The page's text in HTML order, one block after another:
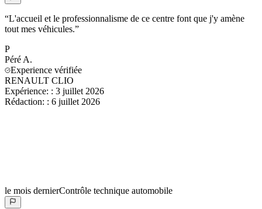
“L'accueil et le professionnalisme de ce centre font que j'y amène
tout mes véhicules.”
P
Péré A.
Experience vérifiée
RENAULT CLIO
Expérience: : 3 juillet 2026
Rédaction: : 6 juillet 2026
le mois dernierContrôle technique automobile